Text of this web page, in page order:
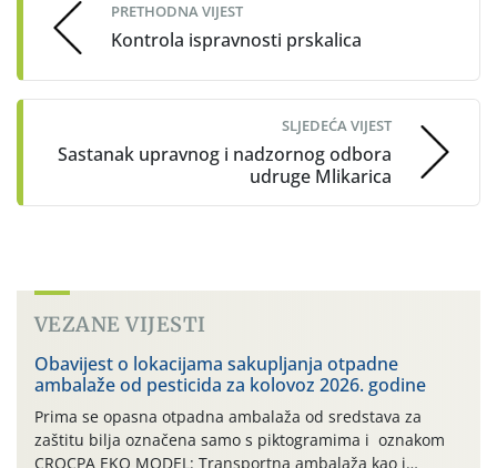
PRETHODNA VIJEST
Kontrola ispravnosti prskalica
SLJEDEĆA VIJEST
Sastanak upravnog i nadzornog odbora
udruge Mlikarica
VEZANE VIJESTI
Obavijest o lokacijama sakupljanja otpadne
ambalaže od pesticida za kolovoz 2026. godine
Prima se opasna otpadna ambalaža od sredstava za
zaštitu bilja označena samo s piktogramima i oznakom
CROCPA EKO MODEL: Transportna ambalaža kao i